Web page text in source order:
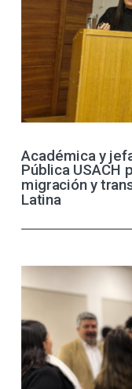
Académica y
Pública USACH
migración y
Latina